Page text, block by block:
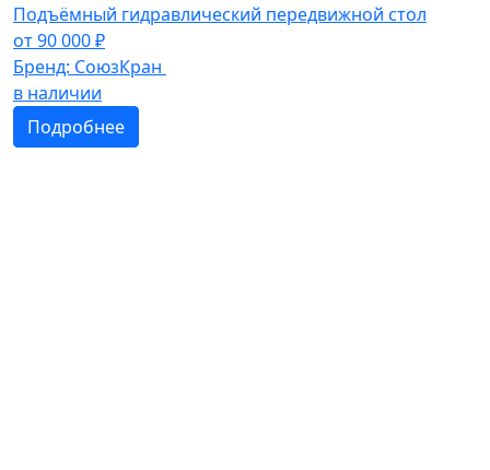
Подъёмный гидравлический передвижной стол
от90 000₽
Бренд: СоюзКран
в наличии
Подробнее